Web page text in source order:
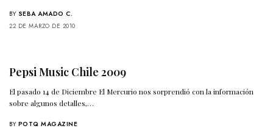
BY SEBA AMADO C.
22 DE MARZO DE 2010
Pepsi Music Chile 2009
El pasado 14 de Diciembre El Mercurio nos sorprendió con la información
sobre algunos detalles,…
BY POTQ MAGAZINE